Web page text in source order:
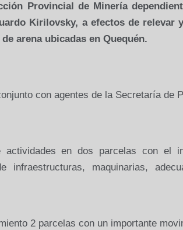
Provincial de Minería
Kirilovsky, a efectos de relevar
arena ubicadas en Quequén.
con agentes de la Secretaría de
actividades en dos parcelas con el
infraestructuras, maquinarias,
2 parcelas con un importante